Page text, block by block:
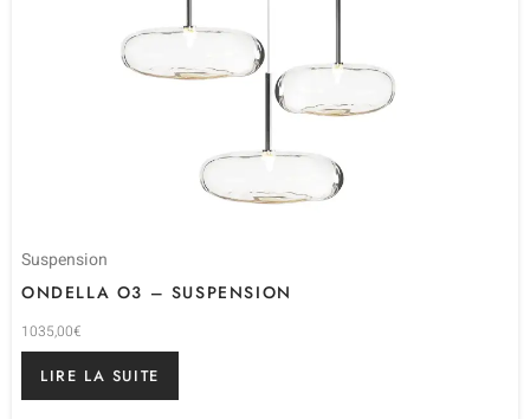
Suspension
ONDELLA O3 – SUSPENSION
1035,00€
LIRE LA SUITE